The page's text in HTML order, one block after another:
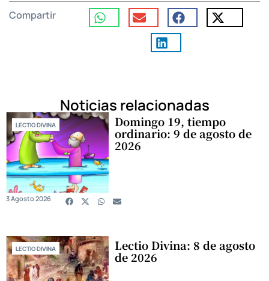
Compartir
Noticias relacionadas
LECTIO DIVINA Domingo 19, tiempo
ordinario: 9 de agosto de
2026
3 Agosto 2026
LECTIO DIVINA Lectio Divina: 8 de agosto
de 2026